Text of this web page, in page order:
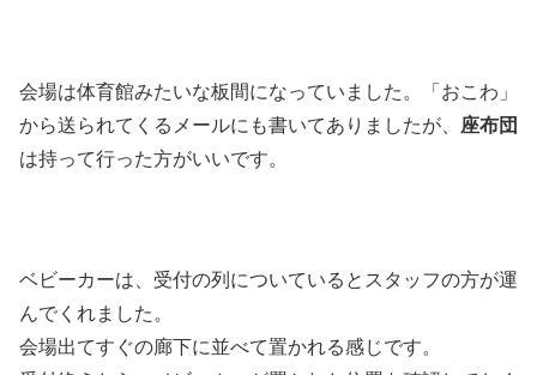
会場は体育館みたいな板間になっていました。「おこわ」
から送られてくるメールにも書いてありましたが、 座布団
は持って行った方がいいです。
ベビーカーは、受付の列についているとスタッフの方が運
んでくれました。
会場出てすぐの廊下に並べて置かれる感じです。